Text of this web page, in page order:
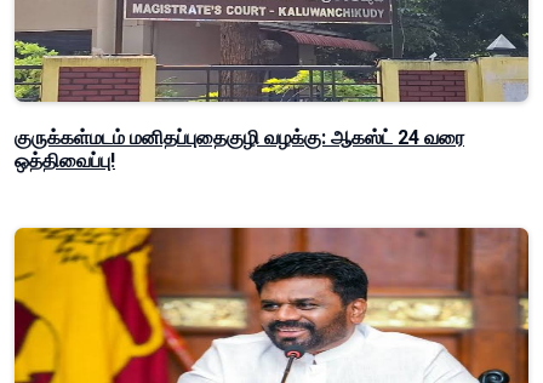
குருக்கள்மடம் மனிதப்புதைகுழி வழக்கு: ஆகஸ்ட் 24 வரை
ஒத்திவைப்பு!